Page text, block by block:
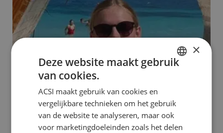
ACSI PUBLISHING
Van stageplek naar carrière: Isis
bouwt mee aan ACSI-content
Isis begon in februari 2023 bij ACSI. Ze kwam binnen
GERMAN
×
Deze website maakt gebruik
van cookies.
ACSI maakt gebruik van cookies en
vergelijkbare technieken om het gebruik
van de website te analyseren, maar ook
voor marketingdoeleinden zoals het delen